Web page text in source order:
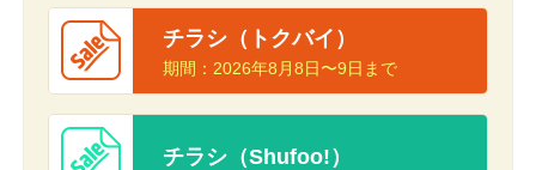
チラシ（トクバイ）
期間： 2026年8月8日〜9日まで
チラシ（Shufoo!）